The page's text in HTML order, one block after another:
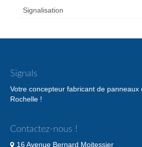
Signalisation
Signals
Votre concepteur fabricant de panneaux
Rochelle !
Contactez-nous !
16 Avenue Bernard Moitessier